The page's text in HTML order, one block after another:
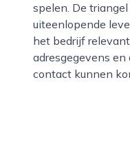
spelen. De
uiteenlopende
het bedrijf
adresgegevens
contact kunnen